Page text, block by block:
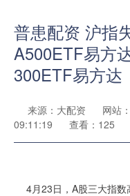
普患配资 沪指
A500ETF易方
300ETF易方达
来源：大配资 网站
09:11:19
查看：125
4月23日，A股三大指数